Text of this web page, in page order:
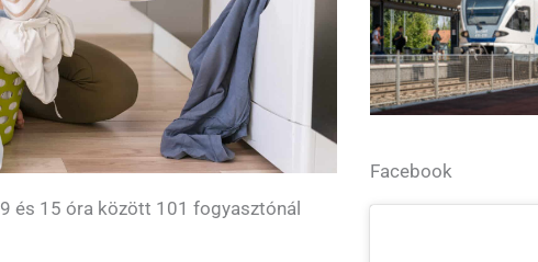
9 és 15 óra között 101 fogyasztónál
Facebook